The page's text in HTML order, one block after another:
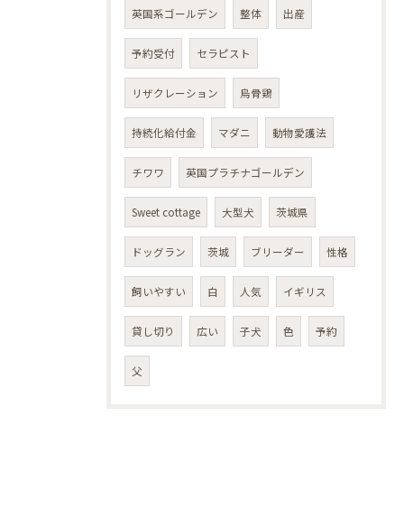
英国系ゴールデン 整体 出産
予約受付 セラピスト
リザクレーション 烏骨鶏
持続化給付金 マダニ 動物愛護法
チワワ 英国プラチナゴールデン
Sweet cottage 大型犬 茨城県
ドッグラン 茨城 ブリーダー 性格
飼いやすい 白 人気 イギリス
貸し切り 広い 子犬 色 予約
父